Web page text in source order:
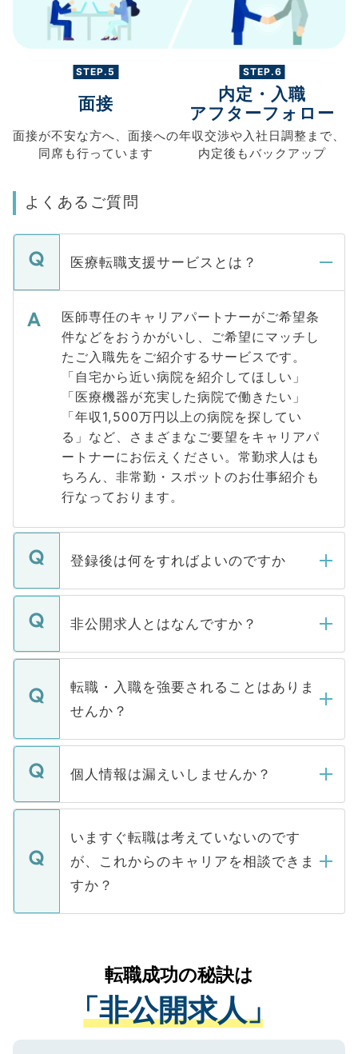
STEP.5
面接
面接が不安な方へ、 面接への
同席も行っています
STEP.6
内定・入職
アフターフォロー
年収交渉や入社日調整まで、
内定後もバックアップ
よくあるご質問
医療転職支援サービスとは？
医師専任のキャリアパートナーがご希望条
件などをおうかがいし、ご希望にマッチし
たご入職先をご紹介するサービスです。
「自宅から近い病院を紹介してほしい」
「医療機器が充実した病院で働きたい」
「年収1,500万円以上の病院を探してい
る」など、さまざまなご要望をキャリアパ
ートナーにお伝えください。常勤求人はも
ちろん、非常勤・スポットのお仕事紹介も
行なっております。
登録後は何をすればよいのですか
ご登録いただきましたら、弊社担当者がご
登録内容を確認し、その後メールもしくは
ます。通常、5営業日以内にはご連絡をせて
いただきますので、しばらくお待ちくださ
非公開求人とはなんですか？
マイナビDOCTORで取り扱っている求人の
うち約3割は、Webサイトからご覧いただ
けない「非公開求人」です。非公開求人は
下記の理由によって、一般には公開してい
ません。
■応募殺到を避けるため 人気のある医療機
関を公にしてしまうと、応募が殺到する場
に、医療機関が求める条件に合った人材の
みを人材紹介会社に依頼するケースが増え
ています。
転職・入職を強要されることはありま
せんか？
転職・入職を強要することは一切ありませ
ん。また、仮に応募先から内定をいただい
定を承諾する必要はありません。内定先へ
の辞退の連絡はキャリアパートナーが行い
個人情報は漏えいしませんか？
個人情報が漏えいすることはありませんの
で、ご安心ください。当サイトからの登録
などで収集したご登録者様の個人情報は、
ご本人のキャリアアップおよび転職活動の
支援を目的に使用いたします。お預かりし
ているすべての個人データはご本人の許可
は、個人情報の取り扱いについての厳密な
管理基準を満たした事業者のみに付与され
る、プライバシーマークを取得済みです。
いますぐ転職は考えていないのです
が、これからのキャリアを相談できま
すか？
かがいして、現在の医療機関の状況や紹介
経験をまじえながら、適切なアドバイスを
させていただきます。すぐにご転職をされ
ない方には、長期的なサポートが可能です
ので、まずはご登録ください。
転職成功の秘訣は
「非公開求人」